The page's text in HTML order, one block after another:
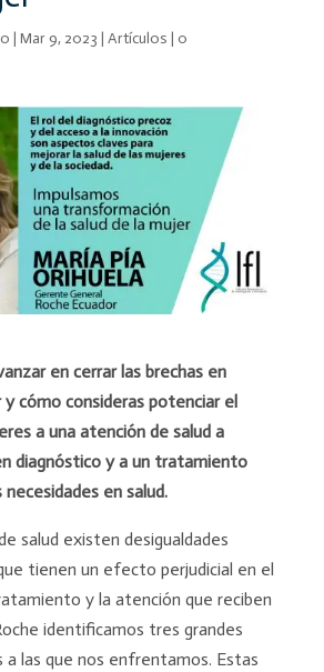
| Mar 9, 2023 | Artículos | 0
en cerrar las brechas en
y cómo consideras potenciar el
a una atención de salud a
diagnóstico y a un tratamiento
necesidades en salud.
salud existen desigualdades
tienen un efecto perjudicial en el
y la atención que reciben
identificamos tres grandes
a las que nos enfrentamos. Estas